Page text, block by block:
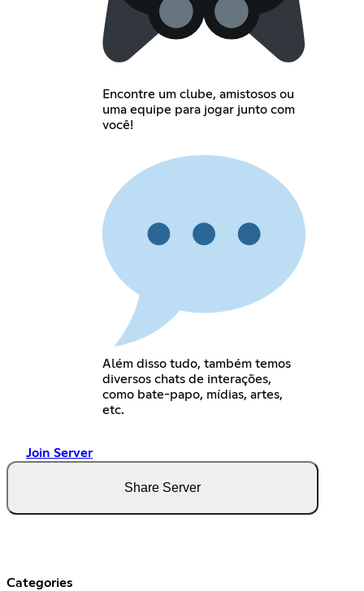
Encontre um clube, amistosos ou
uma equipe para jogar junto com
você!
Além disso tudo, também temos
diversos chats de interações,
como bate-papo, mídias, artes,
etc.
Join Server
Share Server
Categories